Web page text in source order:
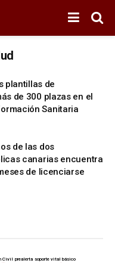
plantillas de
de 300 plazas en el
Sanitaria
de las dos
canarias encuentra
de licenciarse
Civil prealerta soporte vital básico